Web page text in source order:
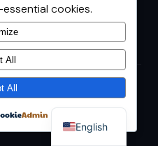
drets reservats
cookies.
All
All
English